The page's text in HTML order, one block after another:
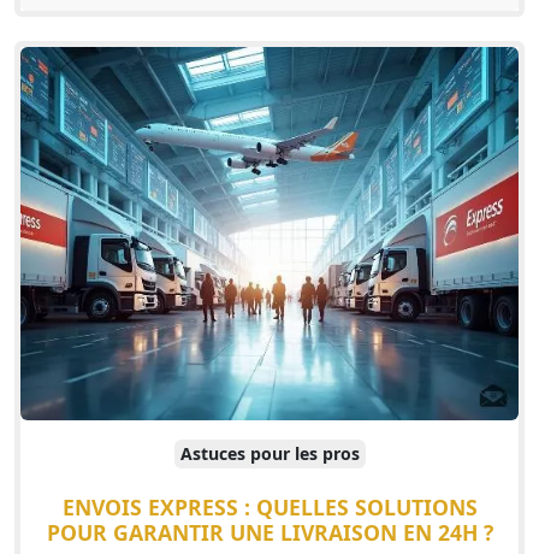
Astuces pour les pros
ENVOIS EXPRESS : QUELLES SOLUTIONS
POUR GARANTIR UNE LIVRAISON EN 24H ?